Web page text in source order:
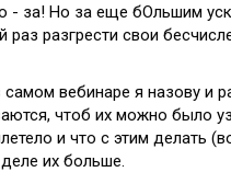
- за! Но за еще бОльшим
разгрести свои
вебинаре я назову и
чтоб их можно было
и что с этим делать
их больше.